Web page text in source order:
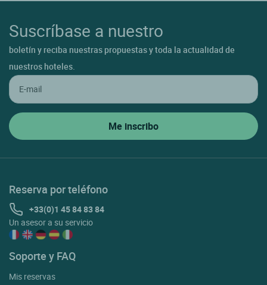
Suscríbase a nuestro
boletín y reciba nuestras propuestas y toda la actualidad de
nuestros hoteles.
Reserva por teléfono
+33(0)1 45 84 83 84
Un asesor a su servicio
Soporte y FAQ
Mis reservas